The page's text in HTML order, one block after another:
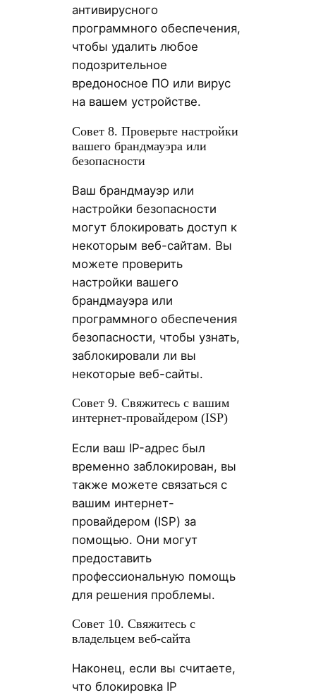
антивирусного
программного обеспечения,
чтобы удалить любое
подозрительное
вредоносное ПО или вирус
на вашем устройстве.
Совет 8. Проверьте настройки
вашего брандмауэра или
безопасности
Ваш брандмауэр или
настройки безопасности
могут блокировать доступ к
некоторым веб-сайтам. Вы
можете проверить
настройки вашего
брандмауэра или
программного обеспечения
безопасности, чтобы узнать,
заблокировали ли вы
некоторые веб-сайты.
Совет 9. Свяжитесь с вашим
интернет-провайдером (ISP)
Если ваш IP-адрес был
временно заблокирован, вы
также можете связаться с
вашим интернет-
провайдером (ISP) за
помощью. Они могут
предоставить
профессиональную помощь
для решения проблемы.
Совет 10. Свяжитесь с
владельцем веб-сайта
Наконец, если вы считаете,
что блокировка IP